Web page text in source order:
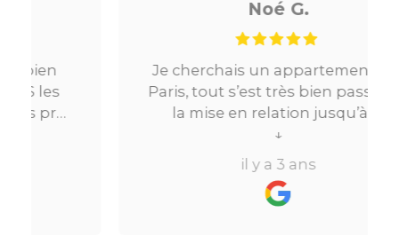
Je cherchais un appartement sur
Paris, tout s’est très bien passé. De
la mise en relation jusqu’à la
location. Le digital qui fait gagner
beaucoup de temps ne fait pas
perdre l’aspect humain ce qui est
vraiment bien ! Je recommande